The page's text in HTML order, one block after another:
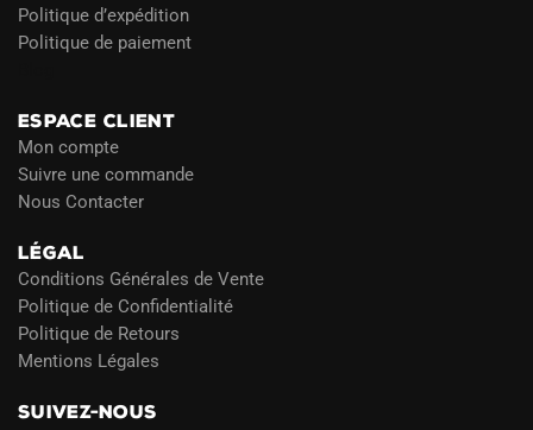
Politique d’expédition
Politique de paiement
ESPACE CLIENT
Mon compte
Suivre une commande
Nous Contacter
LÉGAL
Conditions Générales de Vente
Politique de Confidentialité
Politique de Retours
Mentions Légales
SUIVEZ-NOUS